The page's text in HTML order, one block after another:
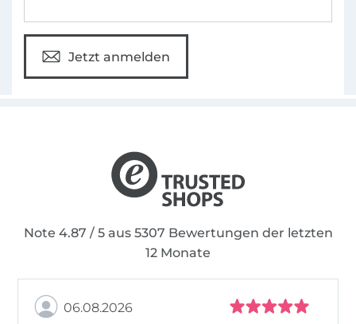
Jetzt anmelden
Note 4.87 / 5 aus 5307 Bewertungen der letzten
12 Monate
06.08.2026